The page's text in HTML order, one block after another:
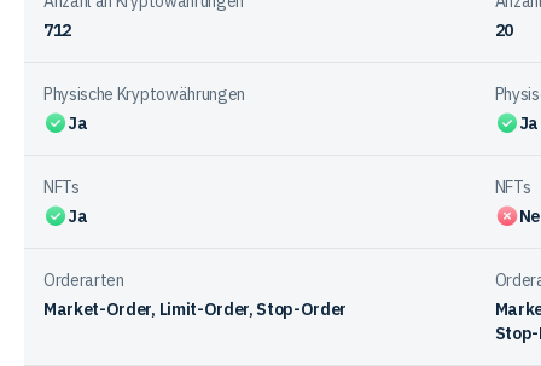
712
20
Physische Kryptowährungen
Ja
Ja
NFTs
Ja
NFTs
Orderarten
Market-Order, Limit-Order, Stop-Order